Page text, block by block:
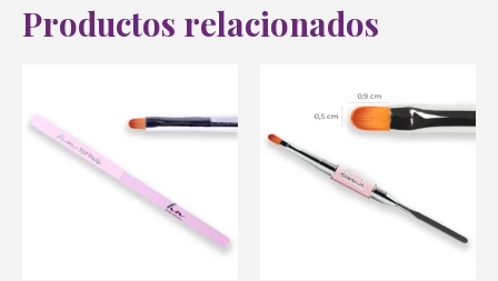
Productos relacionados